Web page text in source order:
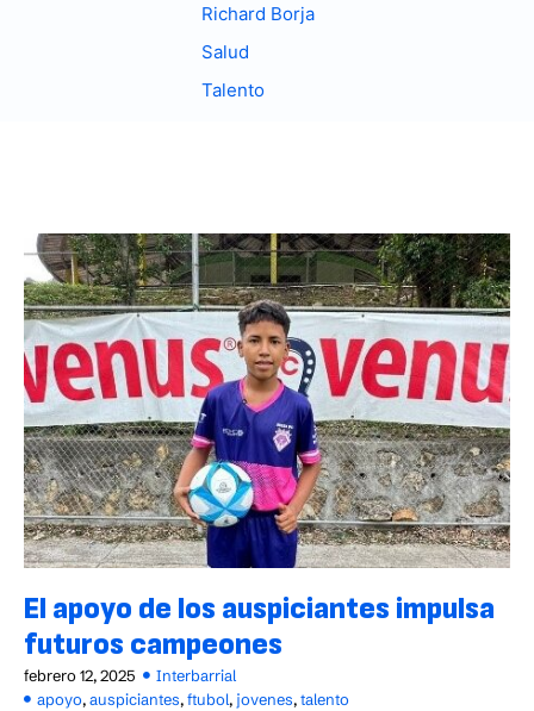
Richard Borja
Salud
Talento
El apoyo de los auspiciantes impulsa
futuros campeones
febrero 12, 2025
Interbarrial
apoyo,auspiciantes,ftubol, jovenes,talento